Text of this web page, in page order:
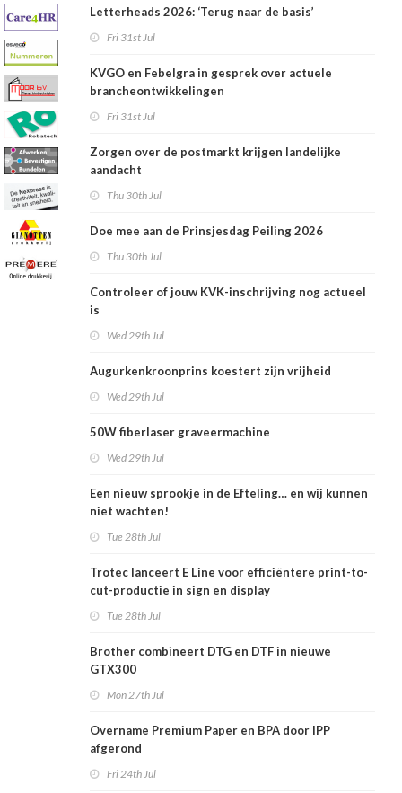
Letterheads 2026: ‘Terug naar de basis’
Fri 31st Jul
KVGO en Febelgra in gesprek over actuele
brancheontwikkelingen
Fri 31st Jul
Zorgen over de postmarkt krijgen landelijke
aandacht
Thu 30th Jul
Doe mee aan de Prinsjesdag Peiling 2026
Thu 30th Jul
Controleer of jouw KVK-inschrijving nog actueel
is
Wed 29th Jul
Augurkenkroonprins koestert zijn vrijheid
Wed 29th Jul
50W fiberlaser graveermachine
Wed 29th Jul
Een nieuw sprookje in de Efteling… en wij kunnen
niet wachten!
Tue 28th Jul
Trotec lanceert E Line voor efficiëntere print-to-
cut-productie in sign en display
Tue 28th Jul
Brother combineert DTG en DTF in nieuwe
GTX300
Mon 27th Jul
Overname Premium Paper en BPA door IPP
afgerond
Fri 24th Jul